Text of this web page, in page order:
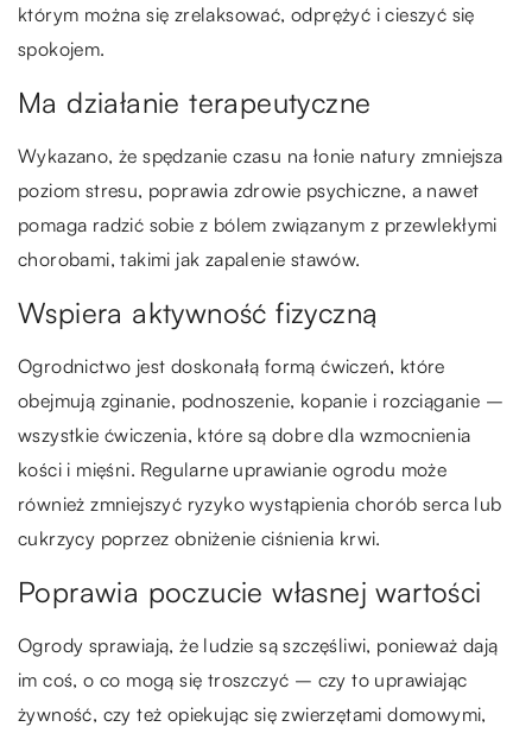
którym można się zrelaksować, odprężyć i cieszyć się
spokojem.
Ma działanie terapeutyczne
Wykazano, że spędzanie czasu na łonie natury zmniejsza
poziom stresu, poprawia zdrowie psychiczne, a nawet
pomaga radzić sobie z bólem związanym z przewlekłymi
chorobami, takimi jak zapalenie stawów.
Wspiera aktywność fizyczną
Ogrodnictwo jest doskonałą formą ćwiczeń, które
obejmują zginanie, podnoszenie, kopanie i rozciąganie –
wszystkie ćwiczenia, które są dobre dla wzmocnienia
kości i mięśni. Regularne uprawianie ogrodu może
również zmniejszyć ryzyko wystąpienia chorób serca lub
cukrzycy poprzez obniżenie ciśnienia krwi.
Poprawia poczucie własnej wartości
Ogrody sprawiają, że ludzie są szczęśliwi, ponieważ dają
im coś, o co mogą się troszczyć – czy to uprawiając
żywność, czy też opiekując się zwierzętami domowymi,